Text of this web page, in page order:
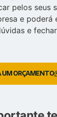
pelos seus
e poderá
e
UM ORÇAMENTO